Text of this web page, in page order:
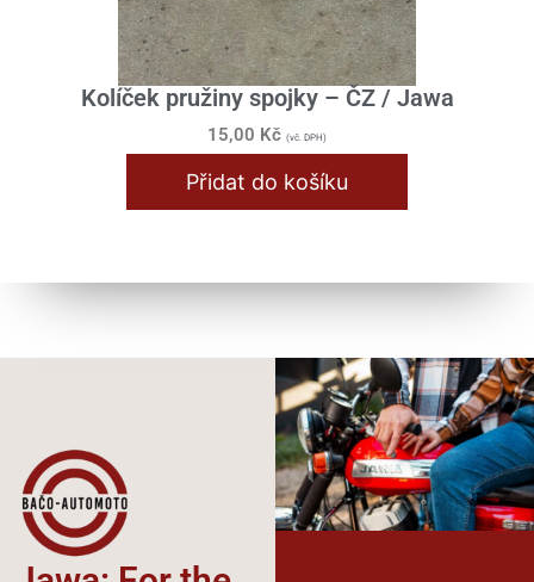
Kolíček pružiny spojky – ČZ / Jawa
15,00 Kč (vč. DPH)
Přidat do košíku